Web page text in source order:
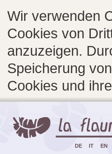
Wir verwenden
Cookies von
anzuzeigen.
Speicherung
Cookies und
DE IT EN